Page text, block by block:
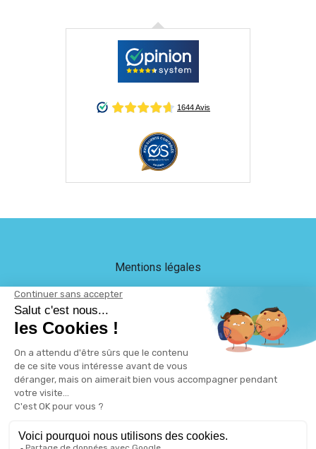
Mentions légales
LEB Communication
Protection des données